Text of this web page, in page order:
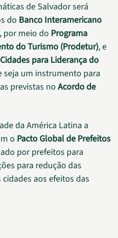
de Salvador será
do Banco Interamericano
, por meio do Programa
do Turismo (Prodetur), e
para Liderança do
seja um instrumento para
previstas no Acordo de
da América Latina a
o Pacto Global de Prefeitos
por prefeitos para
para redução das
aos efeitos das